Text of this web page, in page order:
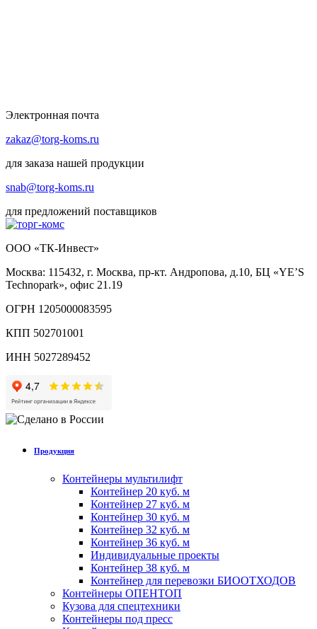
Электронная почта
zakaz@torg-koms.ru
для заказа нашей продукции
snab@torg-koms.ru
для предложений поставщиков
ООО «ТК-Инвест»
Москва: 115432, г. Москва, пр-кт. Андропова, д.10, БЦ «YE’S
Technopark», офис 21.19
ОГРН 1205000083595
КПП 502701001
ИНН 5027289452
Продукция
Контейнеры мультилифт
Контейнер 20 куб. м
Контейнер 27 куб. м
Контейнер 30 куб. м
Контейнер 32 куб. м
Контейнер 36 куб. м
Индивидуальные проекты
Контейнер 38 куб. м
Контейнер для перевозки БИООТХОДОВ
Контейнеры ОПЕНТОП
Кузова для спецтехники
Контейнеры под пресс